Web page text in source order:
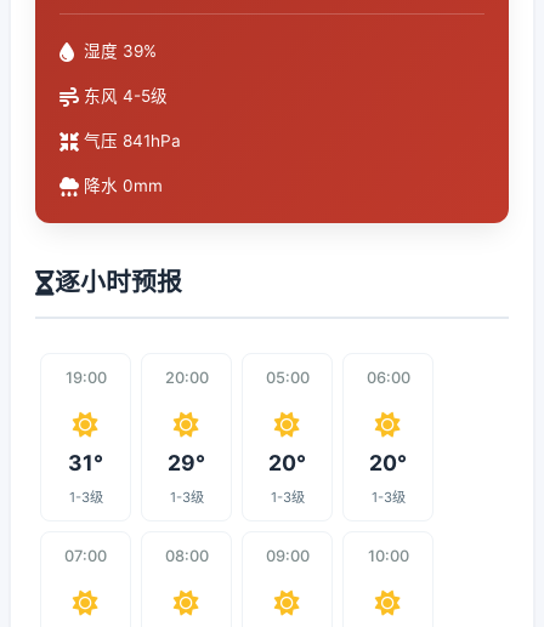
湿度 39%
东风 4-5级
气压 841hPa
降水 0mm
逐小时预报
19:00
31°
1-3级
20:00
29°
1-3级
05:00
20°
1-3级
06:00
20°
1-3级
07:00 08:00 09:00 10:00